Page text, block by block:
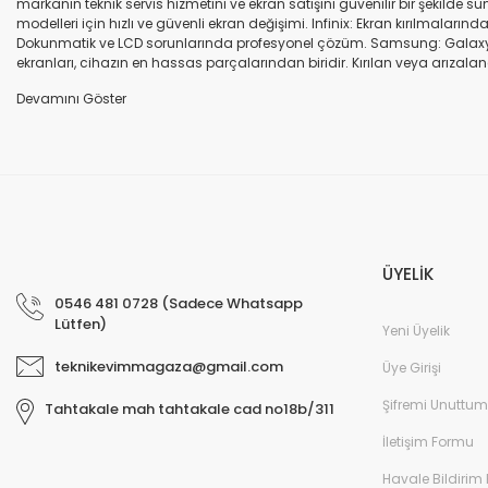
markanın teknik servis hizmetini ve ekran satışını güvenilir bir şekilde
modelleri için hızlı ve güvenli ekran değişimi. Infinix: Ekran
Dokunmatik ve LCD sorunlarında profesyonel çözüm. Samsung:
ekranları, cihazın en hassas parçalarından biridir. Kırılan veya
uyumlu olup olmadığına dikkat ediniz. HK-ZY-A.Kalite ekran: Daha
0546 481 0728 (Sadece Whatsapp
Lütfen)
teknikevimmagaza@gmail.com
Tahtakale mah tahtakale cad no18b/311
ÜYELİK
Yeni Üyelik
Üye Girişi
Şifremi Unuttum
İletişim Formu
Havale Bildirim